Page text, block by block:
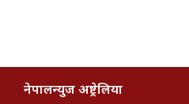
नेपालन्युज अष्ट्रेलिया